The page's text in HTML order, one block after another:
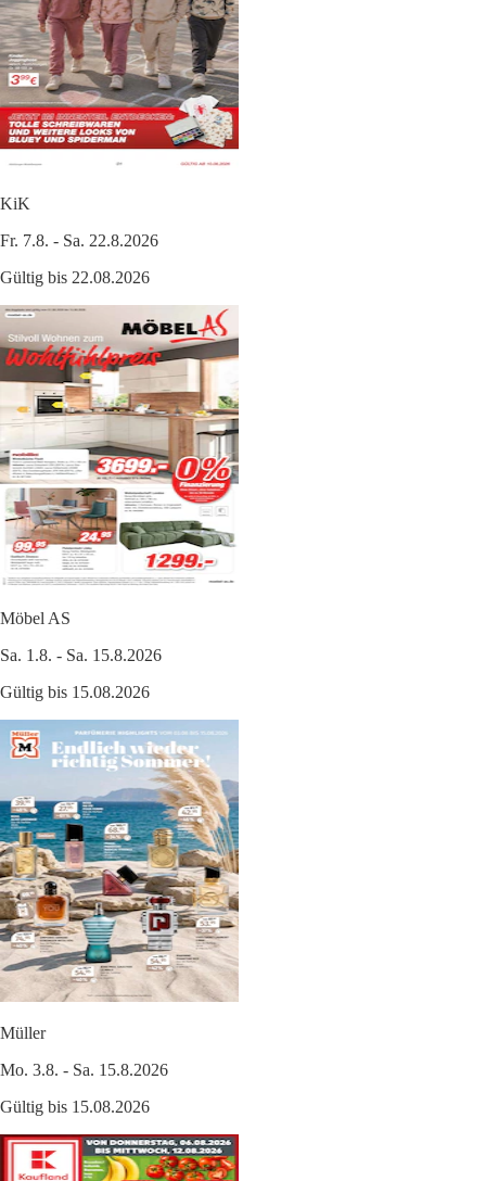
KiK
Fr. 7.8. - Sa. 22.8.2026
Gültig bis 22.08.2026
Möbel AS
Sa. 1.8. - Sa. 15.8.2026
Gültig bis 15.08.2026
Müller
Mo. 3.8. - Sa. 15.8.2026
Gültig bis 15.08.2026